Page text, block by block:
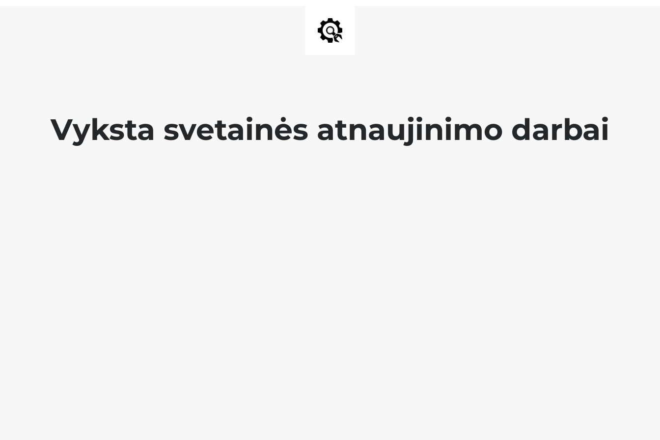
Vyksta svetainės atnaujinimo darbai